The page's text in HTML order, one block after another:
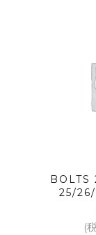
BOLTS
25/
(